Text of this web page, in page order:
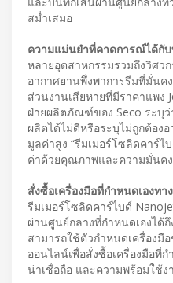
สม่ำเสมอ
ความแม่นยำที่คาดการณ์ได้กับ
หลายอุตสาหกรรมรวมถึงวิศว
อากาศยานพึ่งพาการรีมที่มั่นค
ส่วนงานเสียหายที่มีราคาแพง
ฝ่ายผลิตภัณฑ์ของ Seco ระบุ
ผลิตได้ไม่ดีหรือระบุไม่ถูกต้อง
มูลค่าสูง “รีมเมอร์โซลิดคาร์
ค่าด้วยคุณภาพและความมั่นคง
สั่งซื้อเครื่องมือที่กำหนดเองทา
รีมเมอร์โซลิดคาร์ไบด์
ผ่านศูนย์กลางที่กำหนดเองได้ถึ
สามารถใช้ตัวกำหนดเครื่องมื
ออนไลน์เพื่อสั่งซื้อเครื่องมือที่
น่าเชื่อถือ และความพร้อมใช้